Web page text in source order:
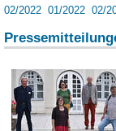
02/2022 01/2022 02/